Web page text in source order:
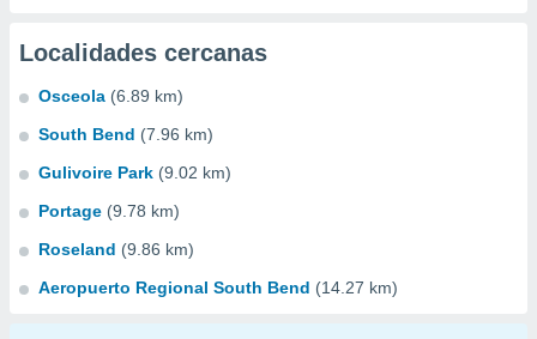
Localidades cercanas
Osceola (6.89 km)
South Bend (7.96 km)
Gulivoire Park (9.02 km)
Portage (9.78 km)
Roseland (9.86 km)
Aeropuerto Regional South Bend (14.27 km)